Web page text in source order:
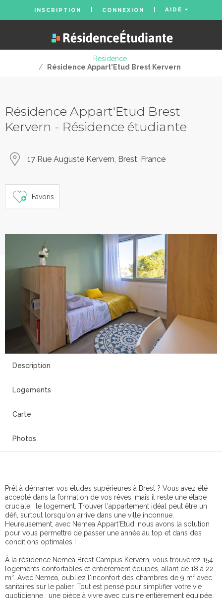
INSCRIPTION CONNEXION AIDE
Residence
/
Résidence Appart'Etud Brest Kervern
Résidence Appart'Etud Brest
Kervern - Résidence étudiante
17 Rue Auguste Kervern, Brest, France
Favoris
Description
Logements
Carte
Photos
Prêt à démarrer vos études supérieures à Brest ? Vous avez été
accepté dans la formation de vos rêves, mais il reste une étape
cruciale : le logement. Trouver l'appartement idéal peut être un
défi, surtout lorsqu'on arrive dans une ville inconnue.
Heureusement, avec Nemea Appart'Etud, nous avons la solution
pour vous permettre de passer une année au top et dans des
conditions optimales !
À la résidence Nemea Brest Campus Kervern, vous trouverez 154
logements confortables et entièrement équipés, allant de 18 à 22
m². Avec Nemea, oubliez l'inconfort des chambres de 9 m² avec
sanitaires sur le palier. Tout est pensé pour simplifier votre vie
quotidienne : une pièce à vivre avec cuisine entièrement équipée,